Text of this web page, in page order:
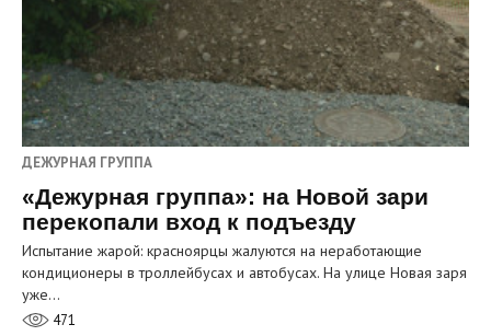
ДЕЖУРНАЯ ГРУППА
«Дежурная группа»: на Новой зари
перекопали вход к подъезду
Испытание жарой: красноярцы жалуются на неработающие
кондиционеры в троллейбусах и автобусах. На улице Новая заря
уже…
471